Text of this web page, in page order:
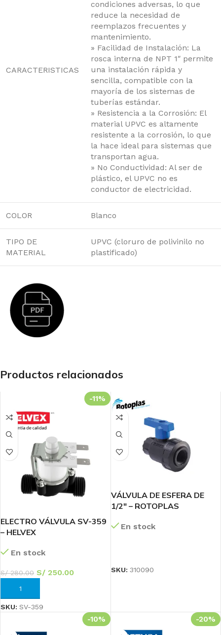
CARACTERISTICAS
condiciones adversas, lo que
reduce la necesidad de
reemplazos frecuentes y
mantenimiento.
» Facilidad de Instalación: La
rosca interna de NPT 1″ permite
una instalación rápida y
sencilla, compatible con la
mayoría de los sistemas de
tuberías estándar.
» Resistencia a la Corrosión: El
material UPVC es altamente
resistente a la corrosión, lo que
la hace ideal para sistemas que
transportan agua.
» No Conductividad: Al ser de
plástico, el UPVC no es
conductor de electricidad.
COLOR Blanco
TIPO DE
MATERIAL
UPVC (cloruro de polivinilo no
plastificado)
Productos relacionados
-11%
ELECTRO VÁLVULA SV-359
– HELVEX
En stock
S/280.00 S/ 250.00
AÑADIR AL CARRITO
SKU: SV-359
VÁLVULA DE ESFERA DE
1/2″ – ROTOPLAS
En stock
SKU: 310090
-10% -20%